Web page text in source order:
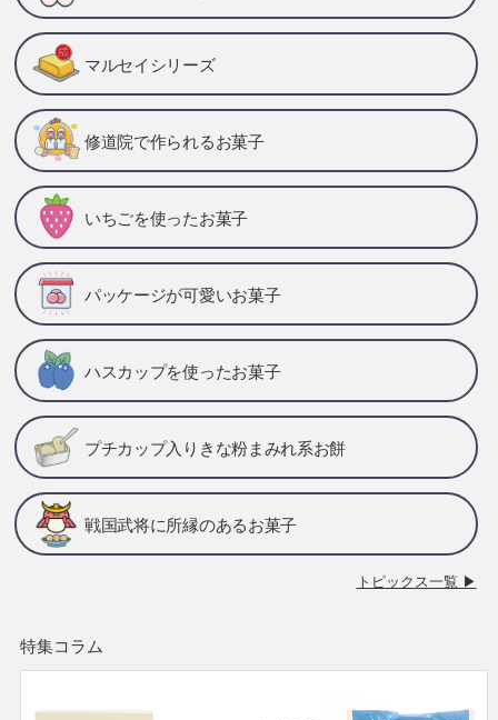
マルセイシリーズ
修道院で作られるお菓子
いちごを使ったお菓子
パッケージが可愛いお菓子
ハスカップを使ったお菓子
プチカップ入りきな粉まみれ系お餅
戦国武将に所縁のあるお菓子
トピックス一覧 ▶
特集コラム